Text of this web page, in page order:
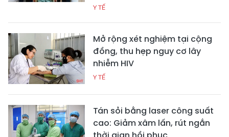
Y TẾ
Mở rộng xét nghiệm tại cộng
đồng, thu hẹp nguy cơ lây
nhiễm HIV
Y TẾ
Tán sỏi bằng laser công suất
cao: Giảm xâm lấn, rút ngắn